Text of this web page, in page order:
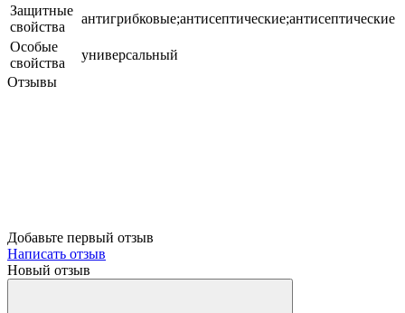
Защитные
свойства
антигрибковые;антисептические;антисептические
Особые
свойства
универсальный
Отзывы
Добавьте первый отзыв
Написать отзыв
Новый отзыв